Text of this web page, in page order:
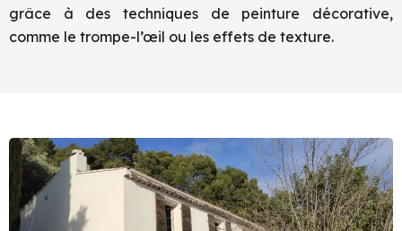
grâce à des techniques de peinture décorative,
comme le trompe-l’œil ou les effets de texture.